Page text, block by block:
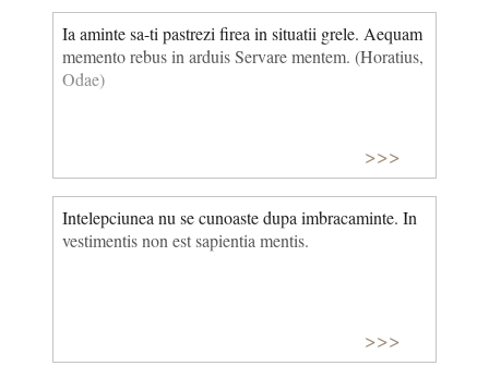
Ia aminte sa-ti pastrezi firea in situatii grele. Aequam
memento rebus in arduis Servare mentem. (Horatius,
Odae)
>>>
Intelepciunea nu se cunoaste dupa imbracaminte. In
vestimentis non est sapientia mentis.
>>>